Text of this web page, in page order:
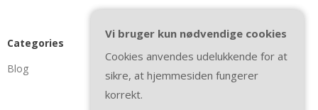
Categories
Blog
Vi bruger kun nødvendige cookies
Cookies anvendes udelukkende for at
sikre, at hjemmesiden fungerer
korrekt.